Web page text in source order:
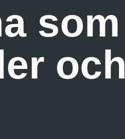
som
och